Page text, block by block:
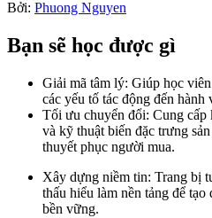
Bởi: Phuong Nguyen
Bạn sẽ học được gì
Giải mã tâm lý: Giúp học
các yếu tố tác động đến hành
Tối ưu chuyển đổi: Cung cấp
và kỹ thuật biến đặc trưng
thuyết phục người mua.
Xây dựng niềm tin: Trang bị
thấu hiểu làm nền tảng để
bền vững.